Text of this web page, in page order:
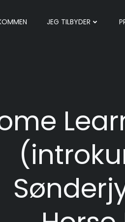
JEG TILBYDER